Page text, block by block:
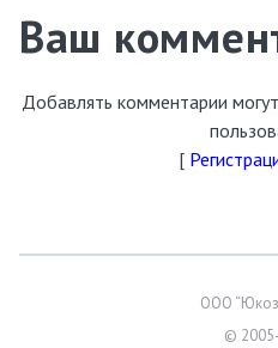
Ваш
Добавлять комментарии
[
ООО
©